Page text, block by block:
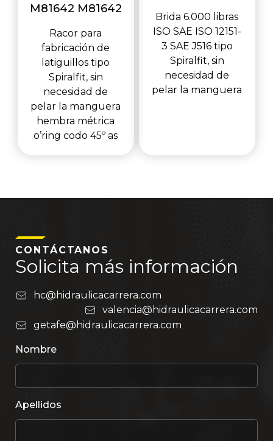
M81642 M81642
Racor para
fabricación de
latiguillos tipo
Spiralfit, sin
necesidad de
pelar la manguera
hembra métrica
o’ring codo 45º as
Brida 6.000 libras
ISO SAE ISO 12151-
3 SAE J516 tipo
Spiralfit, sin
necesidad de
pelar la manguera
CONTÁCTANOS
Solicita más información
hc@hidraulicacarrera.com
valencia@hidraulicacarrera.com
getafe@hidraulicacarrera.com
Nombre
Apellidos